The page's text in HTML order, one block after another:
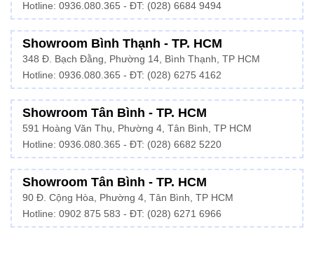
Hotline: 0936.080.365 - ĐT: (028) 6684 9494
Showroom Bình Thạnh - TP. HCM
348 Đ. Bạch Đằng, Phường 14, Bình Thạnh, TP HCM
Hotline: 0936.080.365 - ĐT: (028) 6275 4162
Showroom Tân Bình - TP. HCM
591 Hoàng Văn Thụ, Phường 4, Tân Bình, TP HCM
Hotline: 0936.080.365 - ĐT: (028) 6682 5220
Showroom Tân Bình - TP. HCM
90 Đ. Cộng Hòa, Phường 4, Tân Bình, TP HCM
Hotline: 0902 875 583 - ĐT: (028) 6271 6966